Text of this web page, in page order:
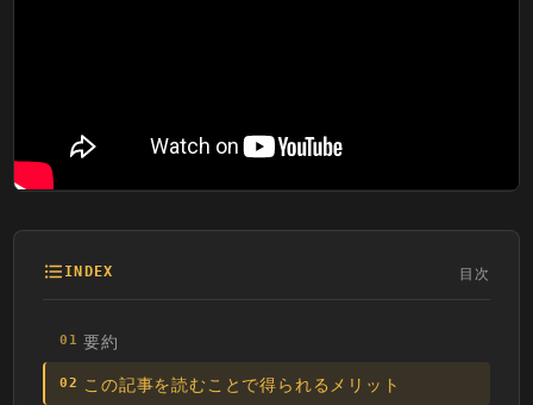
INDEX 目次
01 要約
02 この記事を読むことで得られるメリット